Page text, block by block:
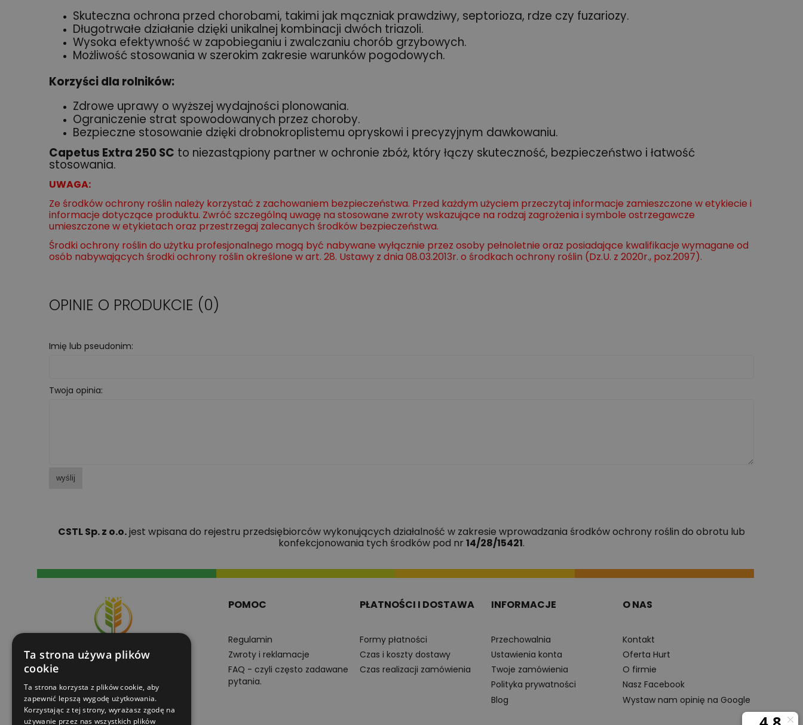
Skuteczna ochrona przed chorobami, takimi jak mączniak prawdziwy, septorioza, rdze czy fuzariozy.
Długotrwałe działanie dzięki unikalnej kombinacji dwóch triazoli.
Wysoka efektywność w zapobieganiu i zwalczaniu chorób grzybowych.
Możliwość stosowania w szerokim zakresie warunków pogodowych.
Korzyści dla rolników:
Zdrowe uprawy o wyższej wydajności plonowania.
Ograniczenie strat spowodowanych przez choroby.
Bezpieczne stosowanie dzięki drobnokroplistemu opryskowi i precyzyjnym dawkowaniu.
Capetus Extra 250 SC to niezastąpiony partner w ochronie zbóż, który łączy skuteczność, bezpieczeństwo i łatwość
stosowania.
UWAGA:
Ze środków ochrony roślin należy korzystać z zachowaniem bezpieczeństwa. Przed każdym użyciem przeczytaj informacje zamieszczone w etykiecie i
informacje dotyczące produktu. Zwróć szczególną uwagę na stosowane zwroty wskazujące na rodzaj zagrożenia i symbole ostrzegawcze
umieszczone w etykietach oraz przestrzegaj zalecanych środków bezpieczeństwa.
Środki ochrony roślin do użytku profesjonalnego mogą być nabywane wyłącznie przez osoby pełnoletnie oraz posiadające kwalifikacje wymagane od
osób nabywających środki ochrony roślin określone w art. 28. Ustawy z dnia 08.03.2013r. o środkach ochrony roślin (Dz.U. z 2020r., poz.2097).
OPINIE O PRODUKCIE (0)
Imię lub pseudonim:
Twoja opinia:
wyślij
CSTL Sp. z o.o.jest wpisana do rejestru przedsiębiorców wykonujących działalność w zakresie wprowadzania środków ochrony roślin do obrotu lub
konfekcjonowania tych środków pod nr 14/28/15421.
+48605102201
pn-pt 8:00-16:00
POMOC
Regulamin
Zwroty i reklamacje
FAQ - czyli często zadawane
pytania.
PŁATNOŚCI I DOSTAWA
Formy płatności
Czas i koszty dostawy
Czas realizacji zamówienia
INFORMACJE
Przechowalnia
Ustawienia konta
Twoje zamówienia
Polityka prywatności
Blog
O NAS
Kontakt
Oferta Hurt
O firmie
Nasz Facebook
Wystaw nam opinię na Google
Ta strona używa plików
cookie
Ta strona korzysta z plików cookie, aby
zapewnić lepszą wygodę użytkowania.
Korzystając z tej strony, wyrażasz zgodę na
używanie przez nas wszystkich plików